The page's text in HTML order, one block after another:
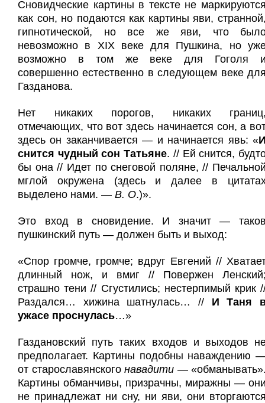
Сновидческие картины в тексте не
как сон, но подаются как картины яви,
гипнотической, но все же яви, что
невозможно в XIX веке для Пушкина, но
возможно в том же веке для Гоголя
совершенно естественно в следующем веке
Газданова.
Нет никаких порогов, никаких
отмечающих, что вот здесь начинается сон, а
здесь он заканчивается — и начинается явь: «
снится чудный сон Татьяне. // Ей снится,
бы она // Идет по снеговой поляне, //
мглой окружена (здесь и далее в
выделено нами. — В. О.)».
Это вход в сновидение. И значит —
пушкинский путь — должен быть и выход:
«Спор громче, громче; вдруг Евгений //
длинный нож, и вмиг // Повержен
страшно тени // Сгустились; нестерпимый крик
Раздался… хижина шатнулась… // И Таня
ужасе проснулась…»
Газдановский путь таких входов и выходов
предполагает. Картины подобны наваждению
от старославянского навадити —
Картины обманчивы, призрачны, миражны —
не принадлежат ни сну, ни яви, они